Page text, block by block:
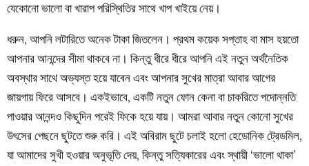
যেকোনো ভালো বা খারাপ পরিস্থিতির সাথে খাপ খাইয়ে নেয়।
ধরুন, আপনি লটারিতে অনেক টাকা জিতলেন। প্রথম কয়েক সপ্তাহ বা মাস হয়তো
আপনার আনন্দের সীমা থাকবে না। কিন্তু ধীরে ধীরে আপনি এই নতুন অর্থনৈতিক
অবস্থার সাথে অভ্যস্ত হয়ে যাবেন এবং আপনার সুখের মাত্রা আবার আগের
জায়গায় ফিরে আসবে। একইভাবে, একটি নতুন ফোন কেনা বা চাকরিতে পদোন্নতি
পাওয়ার আনন্দও কিছুদিন পরেই ফিকে হয়ে যায়। আমরা আবার নতুন কোনো সুখের
উৎসের পেছনে ছুটতে শুরু করি। এই অবিরাম ছুটে চলাই হলো হেডোনিক ট্রেডমিল,
যা আমাদের সুখী হওয়ার অনুভূতি দেয়, কিন্তু সত্যিকারের এবং স্থায়ী ‘ভালো থাকা’